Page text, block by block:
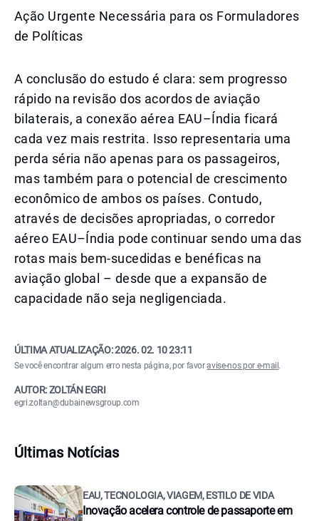
Ação Urgente Necessária para os Formuladores
de Políticas
A conclusão do estudo é clara: sem progresso
rápido na revisão dos acordos de aviação
bilaterais, a conexão aérea EAU–Índia ficará
cada vez mais restrita. Isso representaria uma
perda séria não apenas para os passageiros,
mas também para o potencial de crescimento
econômico de ambos os países. Contudo,
através de decisões apropriadas, o corredor
aéreo EAU–Índia pode continuar sendo uma das
rotas mais bem-sucedidas e benéficas na
aviação global – desde que a expansão de
capacidade não seja negligenciada.
ÚLTIMA ATUALIZAÇÃO:2026. 02. 10 23:11
Se você encontrar algum erro nesta página, por favoravise-nos por e-mail .
AUTOR: ZOLTÁN EGRI
egri.zoltan@dubainewsgroup.com
Últimas Notícias
EAU, TECNOLOGIA, VIAGEM, ESTILO DE VIDA
Inovação acelera controle de passaporte em